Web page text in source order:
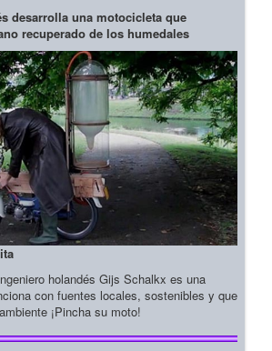
desarrolla una motocicleta que
recuperado de los humedales
holandés Gijs Schalkx es una
con fuentes locales, sostenibles y que
¡Pincha su moto!